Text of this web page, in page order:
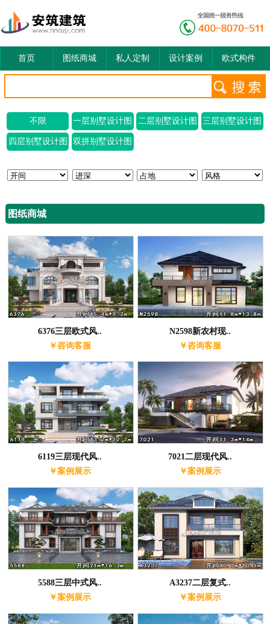
首页 图纸商城 私人定制 设计案例 欧式构件
不限 一层别墅设计图 二层别墅设计图 三层别墅设计图
四层别墅设计图 双拼别墅设计图
图纸商城
6376三层欧式风..
￥咨询客服
N2598新农村现..
￥咨询客服
6119三层现代风..
￥案例展示
7021二层现代风..
￥案例展示
5588三层中式风..
￥案例展示
A3237二层复式..
￥案例展示